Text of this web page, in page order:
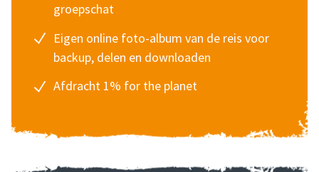
groepschat
Eigen online foto-album van de reis voor
backup, delen en downloaden
Afdracht 1% for the planet